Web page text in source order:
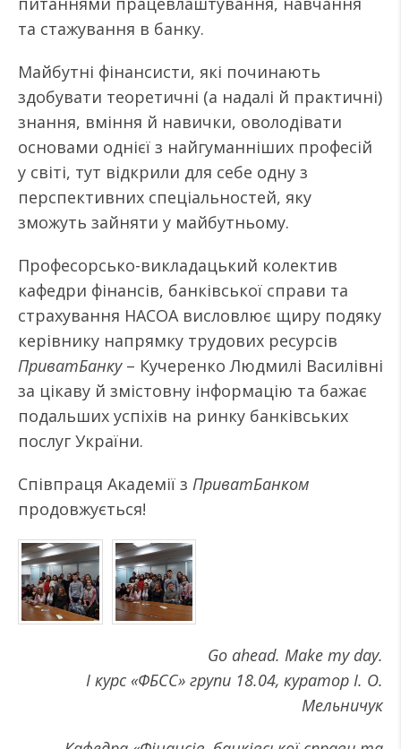
та стажування в банку.
Майбутні фінансисти, які починають
здобувати теоретичні (а надалі й практичні)
знання, вміння й навички, оволодівати
основами однієї з найгуманніших професій
у світі, тут відкрили для себе одну з
перспективних спеціальностей, яку
зможуть зайняти у майбутньому.
Професорсько-викладацький колектив
кафедри фінансів, банківської справи та
страхування НАСОА висловлює щиру подяку
керівнику напрямку трудових ресурсів
ПриватБанку– Кучеренко Людмилі Василівні
за цікаву й змістовну інформацію та бажає
подальших успіхів на ринку банківських
послуг України.
Співпраця Академії з ПриватБанком
продовжується!
Go ahead. Make my day.
І курс «ФБСС» групи 18.04, куратор І. О.
Мельничук